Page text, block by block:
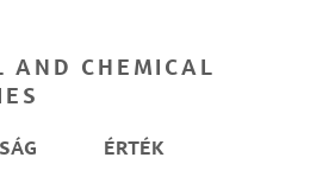
AND CHEMICAL
ÉRTÉK